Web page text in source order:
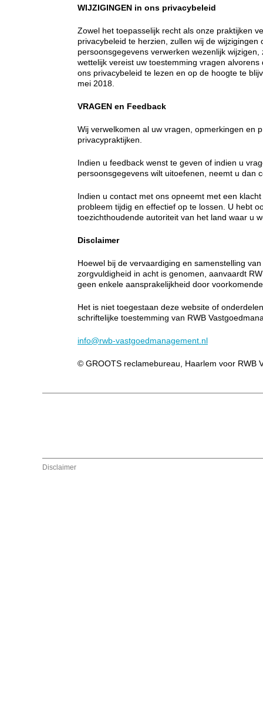
WIJZIGINGEN in ons privacybeleid
Zowel het toepasselijk recht als onze praktijken
privacybeleid te herzien, zullen wij de
persoonsgegevens verwerken wezenlijk
wettelijk vereist uw toestemming vragen
ons privacybeleid te lezen en op de hoogte te
mei 2018.
VRAGEN en Feedback
Wij verwelkomen al uw vragen, opmerkingen en
privacypraktijken.
Indien u feedback wenst te geven of indien u
persoonsgegevens wilt uitoefenen, neemt u dan
Indien u contact met ons opneemt met een
probleem tijdig en effectief op te lossen. U hebt
toezichthoudende autoriteit van het land waar u
Disclaimer
Hoewel bij de vervaardiging en samenstelling
zorgvuldigheid in acht is genomen, aanvaardt
geen enkele aansprakelijkheid door
Het is niet toegestaan deze website of
schriftelijke toestemming van RWB
info@rwb-vastgoedmanagement.nl
© GROOTS reclamebureau, Haarlem voor RWB
Disclaimer